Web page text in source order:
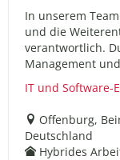
In unserem
und die
verantwortlich.
Management
IT und Software-
Offenburg,
Deutschland
Hybrides